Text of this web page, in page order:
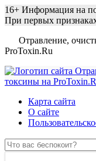
16+ Информация на
При первых
Отравление,
ProToxin.Ru
Карта сайта
О сайте